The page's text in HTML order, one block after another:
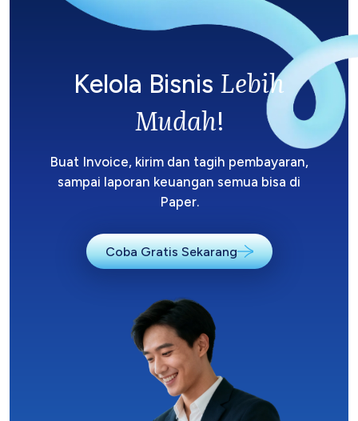
Kelola Bisnis Lebih
Mudah!
Buat Invoice, kirim dan tagih pembayaran,
sampai laporan keuangan semua bisa di
Paper.
Coba Gratis Sekarang